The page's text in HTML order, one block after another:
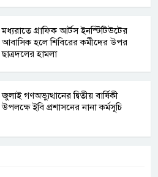
মধ্যরাতে গ্রাফিক আর্টস ইনস্টিটিউটের
আবাসিক হলে শিবিরের কর্মীদের উপর
ছাত্রদলের হামলা
জুলাই গণঅভ্যুত্থানের দ্বিতীয় বার্ষিকী
উপলক্ষে ইবি প্রশাসনের নানা কর্মসূচি